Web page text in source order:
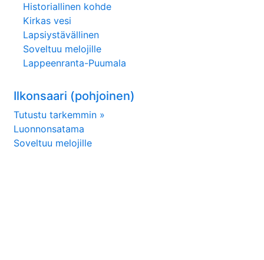
Historiallinen kohde
Kirkas vesi
Lapsiystävällinen
Soveltuu melojille
Lappeenranta-Puumala
Ilkonsaari (pohjoinen)
Tutustu tarkemmin »
Luonnonsatama
Soveltuu melojille